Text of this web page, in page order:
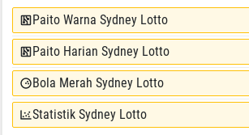
Paito Warna Sydney Lotto
Paito Harian Sydney Lotto
Bola Merah Sydney Lotto
Statistik Sydney Lotto